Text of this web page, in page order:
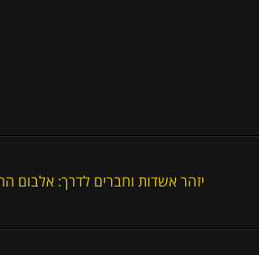
יזהר אשדות וחברים לדרך: אלבום